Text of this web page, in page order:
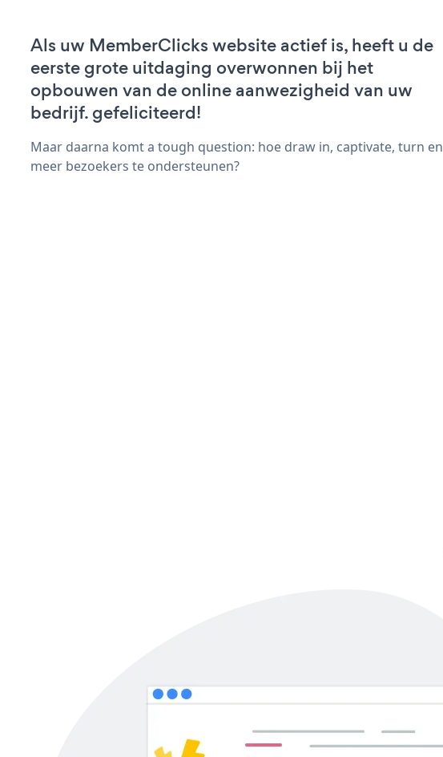
Als uw MemberClicks website actief is, heeft u de
eerste grote uitdaging overwonnen bij het
opbouwen van de online aanwezigheid van uw
bedrijf. gefeliciteerd!
Maar daarna komt a tough question: hoe draw in, captivate, turn en
meer bezoekers te ondersteunen?